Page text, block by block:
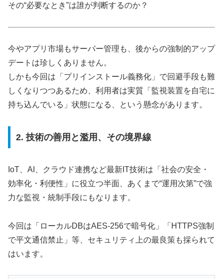
その“必要なとき”は誰が判断するのか？
今やアプリ市場もサーバー管理も、後からの強制的アップ
デートは珍しくありません。
しかも今回は「プリインストール義務化」で回避手段も難
しくなりつつあるため、利用者は実質「監視装置を自宅に
持ち込んでいる」状態になる、という懸念があります。
2. 技術の善用と濫用、その境界線
IoT、AI、クラウド連携など最新IT技術は「社会の安全・
効率化・利便性」に役立つ半面、あくまで“運用次第”で強
力な監視・統制手段にもなります。
今回は「ローカルDBはAES-256で暗号化」「HTTPS強制
で平文通信禁止」等、セキュリティ上の最良策も採られて
はいます。